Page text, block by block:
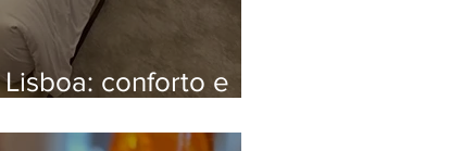
conforto e